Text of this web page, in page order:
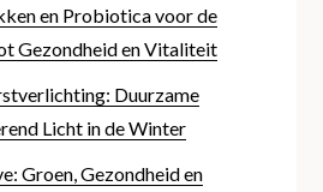
en Probiotica voor de
Gezondheid en Vitaliteit
Duurzame
Licht in de Winter
Groen, Gezondheid en